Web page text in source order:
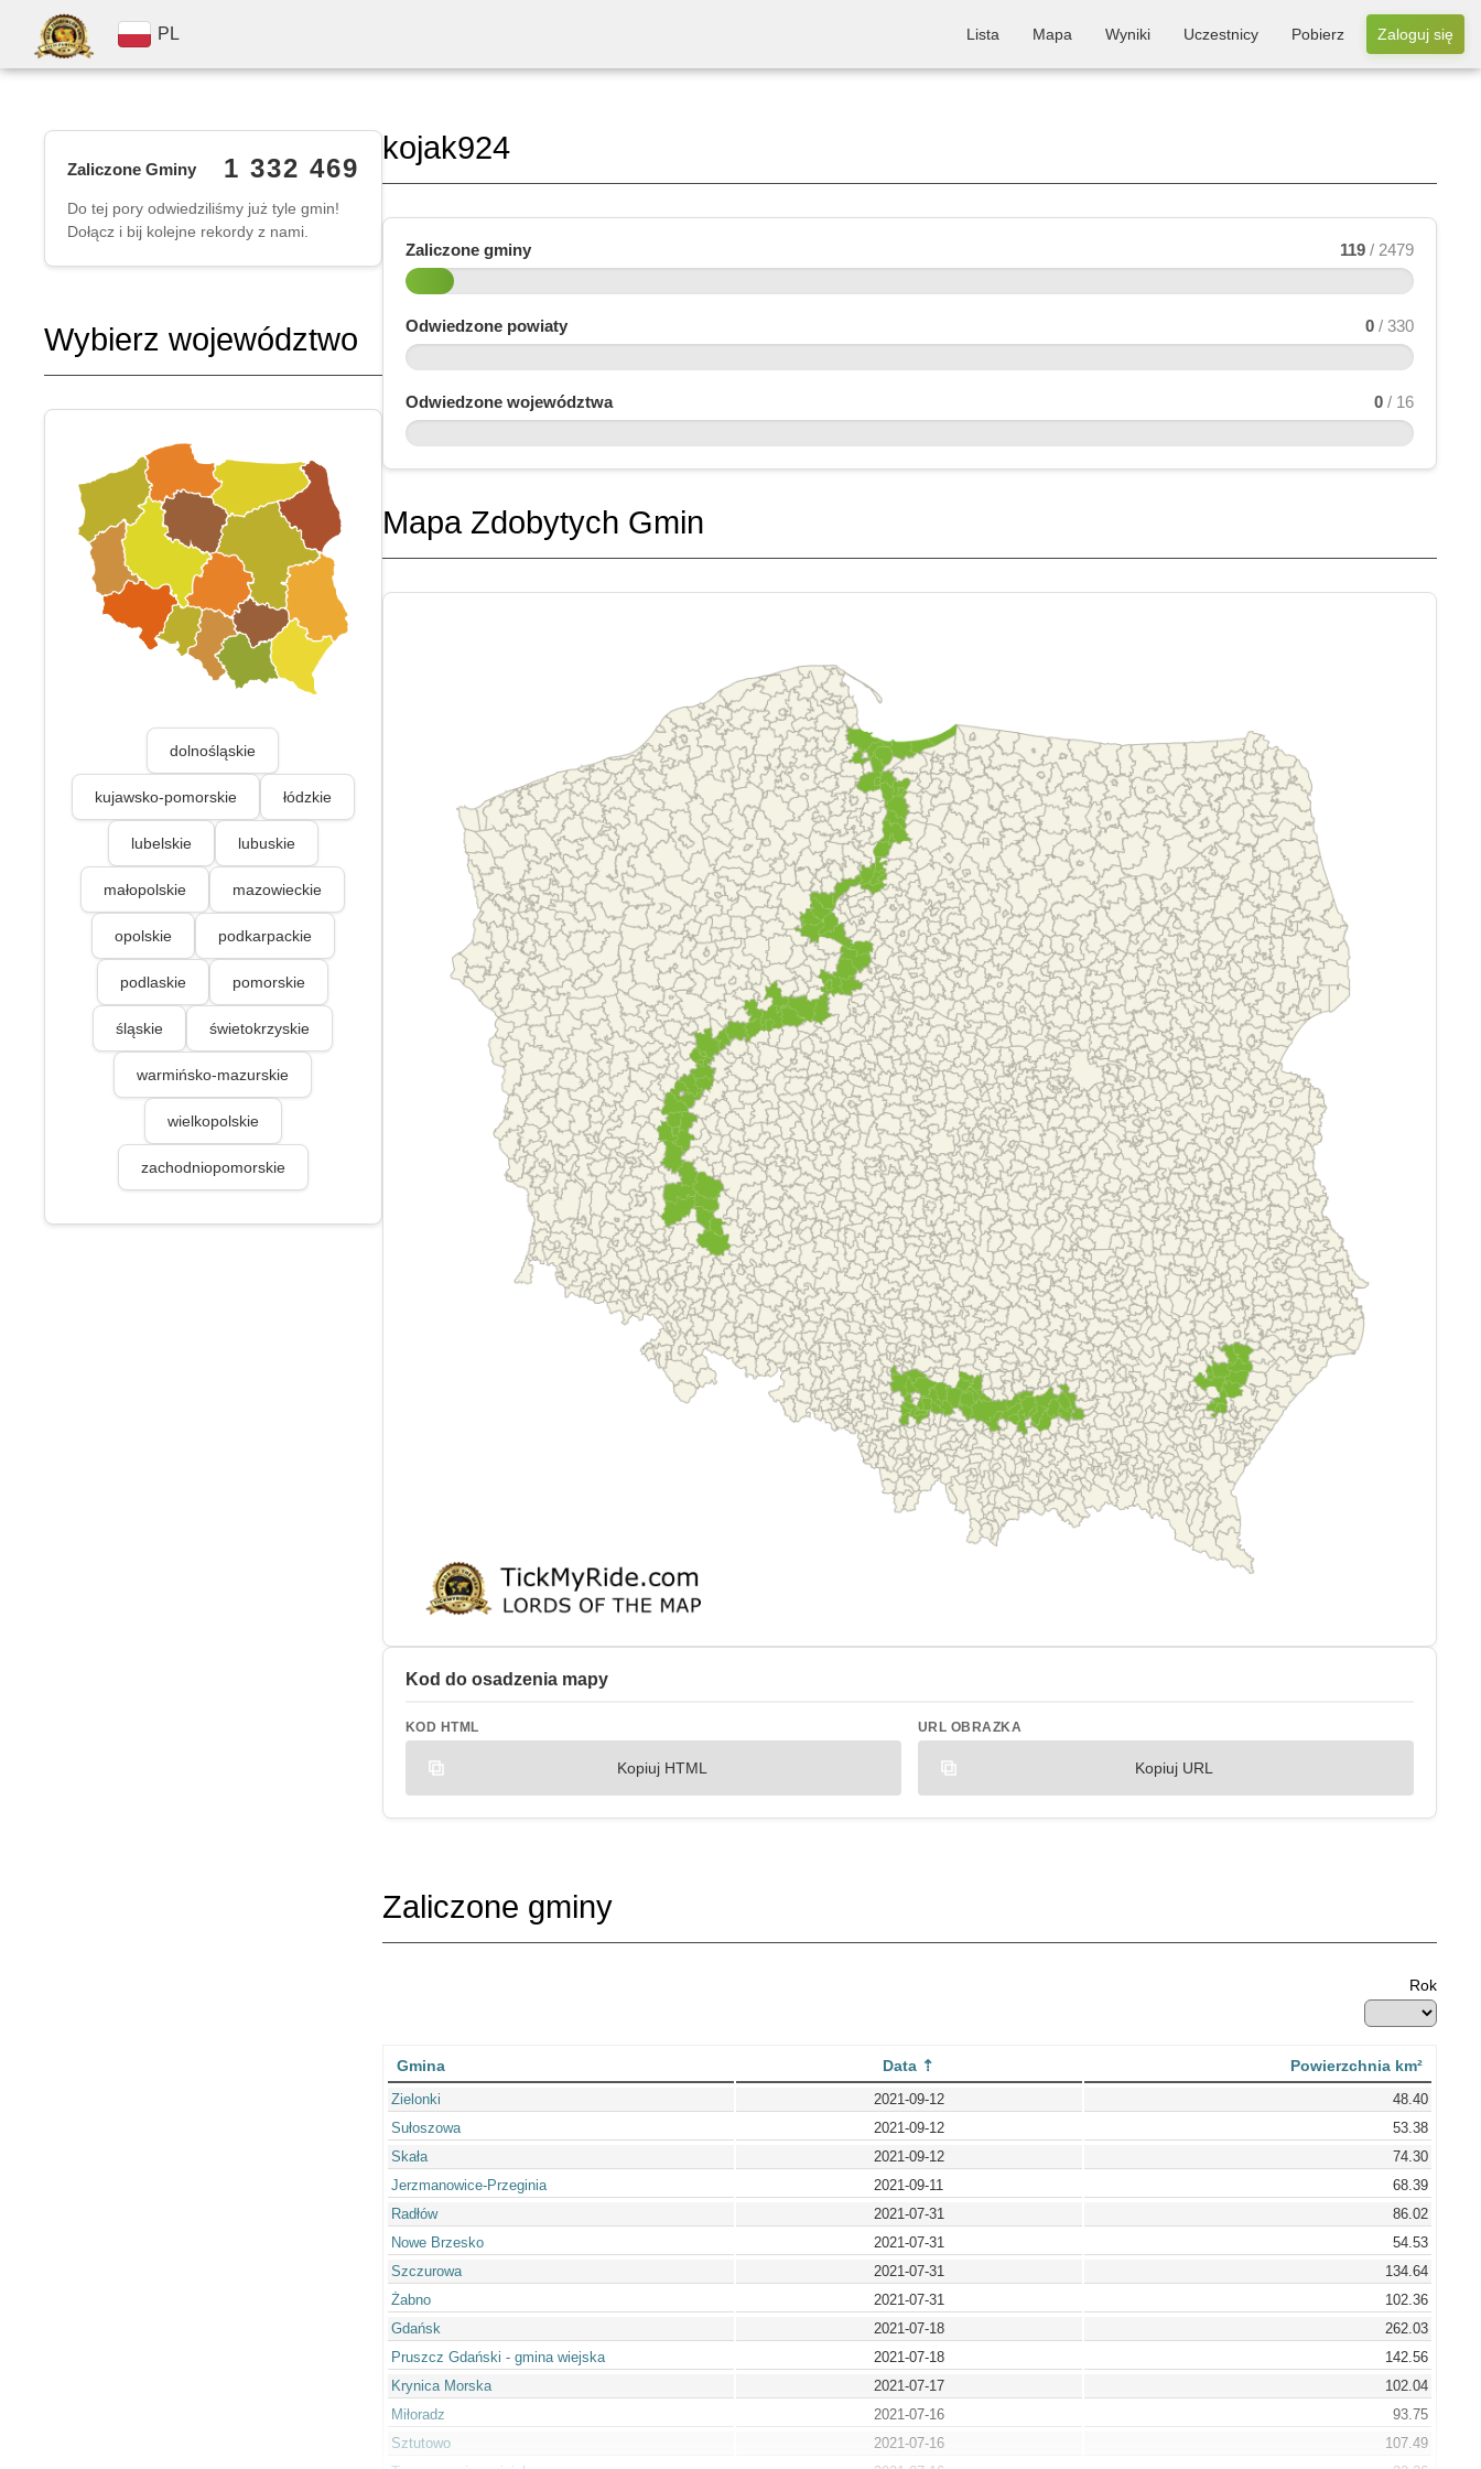
PL Lista Mapa Wyniki Uczestnicy Pobierz Zaloguj się
Zaliczone Gminy 1 332 469
Do tej pory odwiedziliśmy już tyle gmin!
Dołącz i bij kolejne rekordy z nami.
Wybierz województwo
dolnośląskie
kujawsko-pomorskie łódzkie
lubelskie lubuskie
małopolskie mazowieckie
opolskie podkarpackie
podlaskie pomorskie
śląskie świetokrzyskie
warmińsko-mazurskie
wielkopolskie
zachodniopomorskie
kojak924
Zaliczone gminy 119 / 2479
Odwiedzone powiaty 0 / 330
Odwiedzone województwa 0 / 16
Mapa Zdobytych Gmin
Kod do osadzenia mapy
KOD HTML
Kopiuj HTML
URL OBRAZKA
Kopiuj URL
Zaliczone gminy
Rok
Gmina Data Powierzchnia km²
Zielonki 2021-09-12
48.40
Sułoszowa
2021-09-12
53.38
Skała
2021-09-12
74.30
Jerzmanowice-Przeginia
2021-09-11
68.39
Radłów
2021-07-31
86.02
Nowe Brzesko
2021-07-31
54.53
Szczurowa
2021-07-31
134.64
Żabno
2021-07-31
102.36
Gdańsk
2021-07-18
262.03
Pruszcz Gdański - gmina wiejska
2021-07-18
142.56
Krynica Morska
2021-07-17
102.04
Miłoradz
2021-07-16
93.75
Sztutowo
2021-07-16
107.49